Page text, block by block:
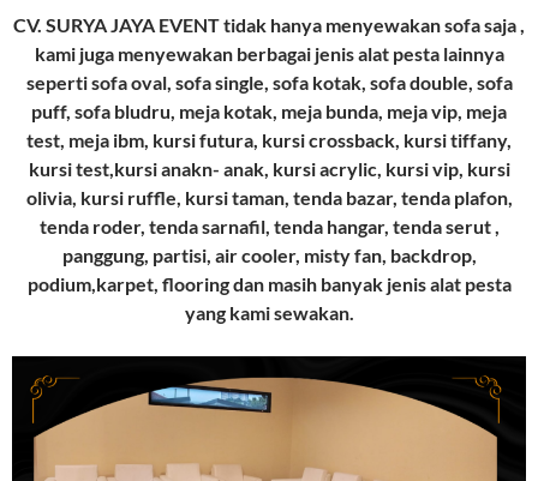
CV. SURYA JAYA EVENT tidak hanya menyewakan sofa saja ,
kami juga menyewakan berbagai jenis alat pesta lainnya
seperti sofa oval, sofa single, sofa kotak, sofa double, sofa
puff, sofa bludru, meja kotak, meja bunda, meja vip, meja
test, meja ibm, kursi futura, kursi crossback, kursi tiffany,
kursi test,kursi anakn- anak, kursi acrylic, kursi vip, kursi
olivia, kursi ruffle, kursi taman, tenda bazar, tenda plafon,
tenda roder, tenda sarnafil, tenda hangar, tenda serut ,
panggung, partisi, air cooler, misty fan, backdrop,
podium,karpet, flooring dan masih banyak jenis alat pesta
yang kami sewakan.